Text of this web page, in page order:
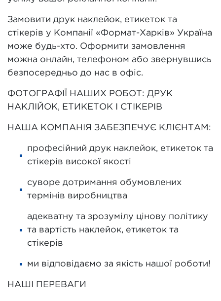
Замовити друк наклейок, етикеток та
стікерів у Компанії «Формат-Харків» Україна
може будь-хто. Оформити замовлення
можна онлайн, телефоном або звернувшись
безпосередньо до нас в офіс.
ФОТОГРАФІЇ НАШИХ РОБОТ: ДРУК
НАКЛІЙОК, ЕТИКЕТОК І СТІКЕРІВ
НАША КОМПАНІЯ ЗАБЕЗПЕЧУЄ КЛІЄНТАМ:
професійний друк наклейок, етикеток та
стікерів високої якості
суворе дотримання обумовлених
термінів виробництва
адекватну та зрозумілу цінову політику
та вартість наклейок, етикеток та
стікерів
ми відповідаємо за якість нашої роботи!
НАШІ ПЕРЕВАГИ